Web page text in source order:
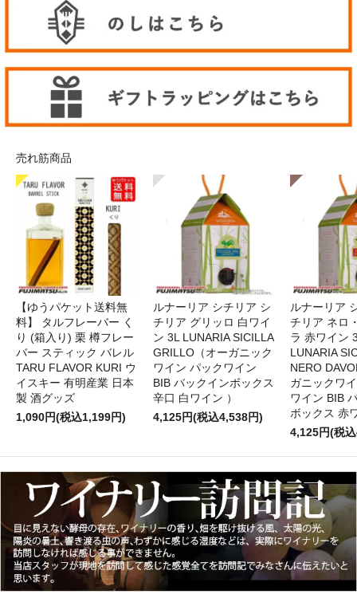
売れ筋商品
【ゆうパケット送料無
料】 タルフレーバー く
り (箱入り) 栗 樽フレー
バー スティック バレル
TARU FLAVOR KURI ウ
イスキー 有明産業 日本
製 酒グッズ
1,090円(税込1,199円)
ルナーリア シチリア シ
チリア グリッロ 白ワイ
ン 3L LUNARIA SICILLA
GRILLO（オーガニック
ワイン パックワイン
BIB バックインボックス
辛口 白ワイン ）
4,125円(税込4,538円)
ルナーリア
チリア ネロ
ラ 赤ワイ
LUNARIA
NERO
ガニックワ
ワイン BIB
ボックス 赤
4,125円(税